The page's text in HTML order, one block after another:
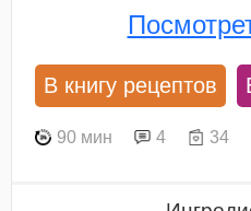
В книгу рецептов
90 мин 4 34